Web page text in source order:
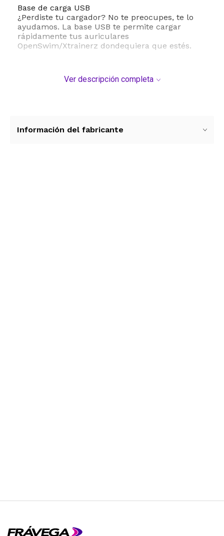
Base de carga USB
¿Perdiste tu cargador? No te preocupes, te lo
ayudamos. La base USB te permite cargar
rápidamente tus auriculares
OpenSwim/Xtrainerz dondequiera que estés.
Ver descripción completa
Información del fabricante